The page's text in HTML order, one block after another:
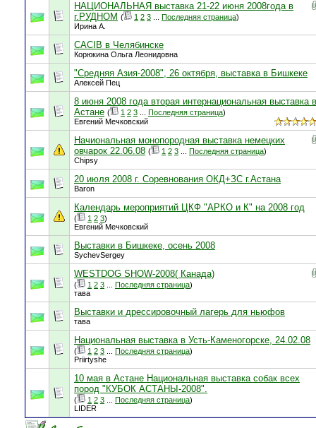
НАЦИОНАЛЬНАЯ выставка 21-22 июня 2008года в
г.РУДНОМ ( 1 2 3 Последняя страница)
Ирина А.
CACIB в Челябинске
Корюкина Ольга Леонидовна
"Средняя Азия-2008", 26 октября, выставка в Бишкеке
Алексей Пец
8 июня 2008 года вторая интернациональная выставка в
Астане ( 1 2 3 Последняя страница)
Евгений Мечковский
Начиональная монопородная выставка немецких
овчарок 22.06.08 ( 1 2 3 Последняя страница)
Chipsy
20 июля 2008 г. Соревнования ОКД+ЗС г.Астана
Baron
Календарь мероприятий ЦКФ "АРКО и К" на 2008 год
( 1 2 3)
Евгений Мечковский
Выставки в Бишкеке, осень 2008
SychevSergey
WESTDOG SHOW-2008( Канада)
( 1 2 3 Последняя страница)
тава
Выставки и дрессировочный лагерь для ньюфов
тава
Национальная выставка в Усть-Каменогорске, 24.02.08
( 1 2 3 Последняя страница)
Priirtyshe
10 мая в Астане Национальная выставка собак всех
пород "КУБОК АСТАНЫ-2008".
( 1 2 3 Последняя страница)
LIDER